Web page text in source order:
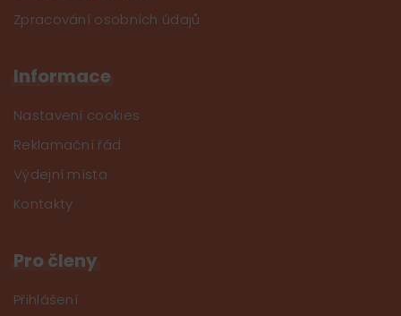
Zpracování osobních údajů
Informace
Nastavení cookies
Reklamační řád
Výdejní místa
Kontakty
Pro členy
Přihlášení